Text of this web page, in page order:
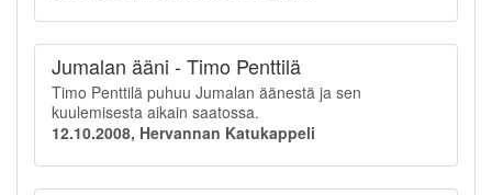
Jumalan ääni - Timo Penttilä
Timo Penttilä puhuu Jumalan äänestä ja sen
kuulemisesta aikain saatossa.
12.10.2008, Hervannan Katukappeli